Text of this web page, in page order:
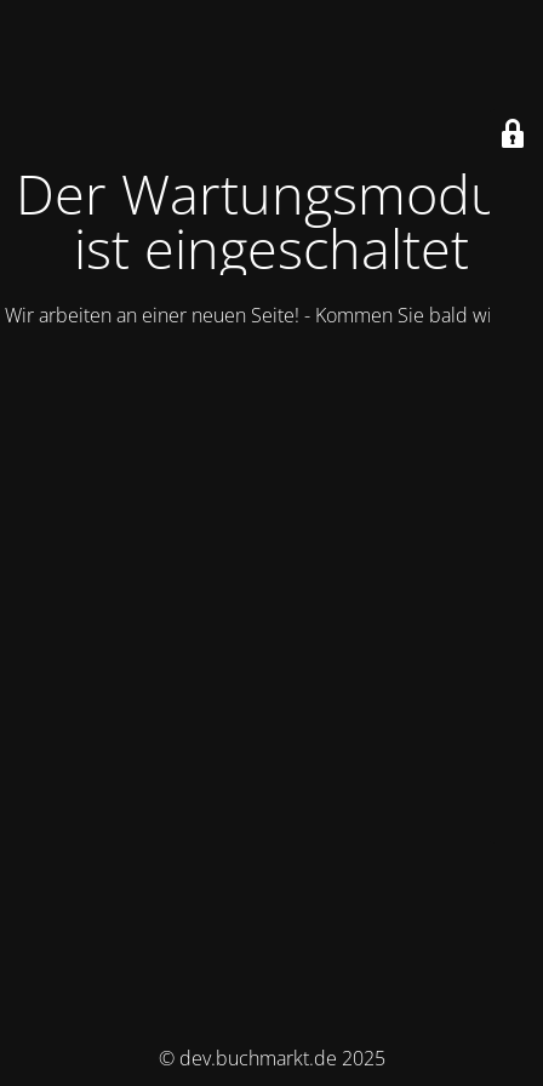
Der Wartungsmodus
ist eingeschaltet
Wir arbeiten an einer neuen Seite! - Kommen Sie bald wieder.
© dev.buchmarkt.de 2025